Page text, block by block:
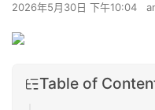
2026年5月30日 下午10:04
Table of